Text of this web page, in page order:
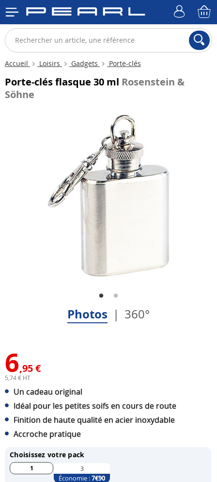
Accueil Loisirs Gadgets Porte-clés
Porte-clés flasque 30 ml Rosenstein &
Söhne
Photos 360°
6,95 €
5,74 € HT
Un cadeau original
Idéal pour les petites soifs en cours de route
Finition de haute qualité en acier inoxydable
Accroche pratique
Choisissez votre pack
1 3
Économie :7€90